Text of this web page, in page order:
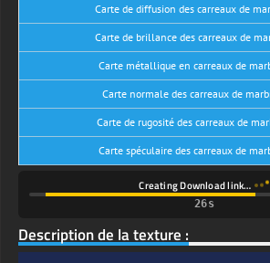
Carte de diffusion des carreaux de
Carte de brillance des carreaux de
Carte métallique en carreaux de
Carte normale des carreaux de
Carte de rugosité des carreaux de
Carte spéculaire des carreaux de
Creating Download link…
26s
Description de la texture :